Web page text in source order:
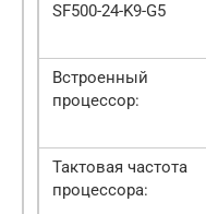
SF500-24-K9-G5
Встроенный
процессор:
Тактовая частота
процессора: